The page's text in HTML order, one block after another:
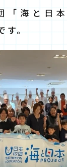
「海と日
。